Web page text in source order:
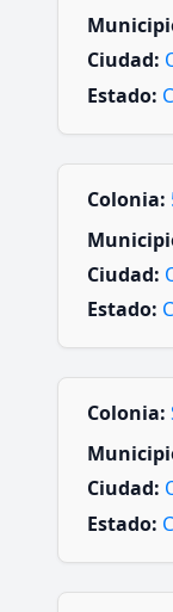
Ciudad:
Estado:
Colonia:
Ciudad:
Estado:
Colonia:
Ciudad:
Estado: